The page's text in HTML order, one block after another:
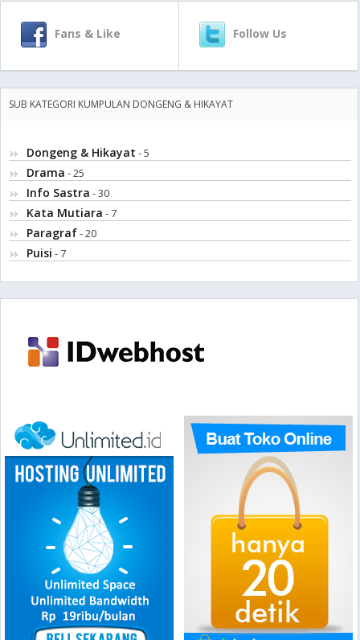
Fans & Like Follow Us
SUB KATEGORI KUMPULAN DONGENG & HIKAYAT
Dongeng & Hikayat - 5
Drama - 25
Info Sastra - 30
Kata Mutiara - 7
Paragraf- 20
Puisi - 7